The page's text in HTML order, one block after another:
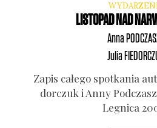
LISTOPAD NAD
Anna
Julia
Zapis całe­go spo­tka­nia
dor­czuk i Anny
Legni­ca